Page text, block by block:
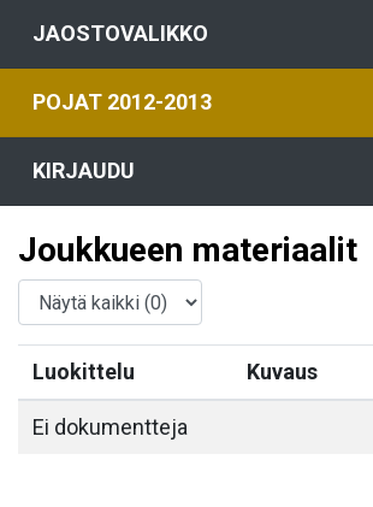
JAOSTOVALIKKO
POJAT 2012-2013
KIRJAUDU
Joukkueen materiaalit
Luokittelu Kuvaus
Ei dokumentteja